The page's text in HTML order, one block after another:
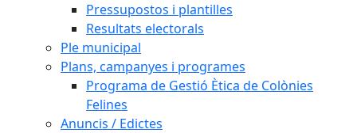
Pressupostos i plantilles
Resultats electorals
Ple municipal
Plans, campanyes i programes
Programa de Gestió Ètica de Colònies
Felines
Anuncis / Edictes